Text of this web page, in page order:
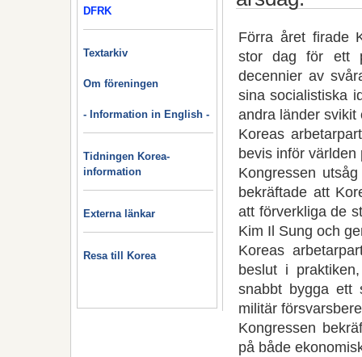
DFRK
Textarkiv
Om föreningen
- Information in English -
Tidningen Korea-
information
Externa länkar
Resa till Korea
Förra året firade
stor dag för ett
decennier av
sina socialistiska
andra länder svikit
Koreas
bevis inför
Kongressen
bekräftade att
att förverkliga de
Kim Il Sung och
Koreas
beslut i
snabbt bygga ett
militär
Kongressen
på både